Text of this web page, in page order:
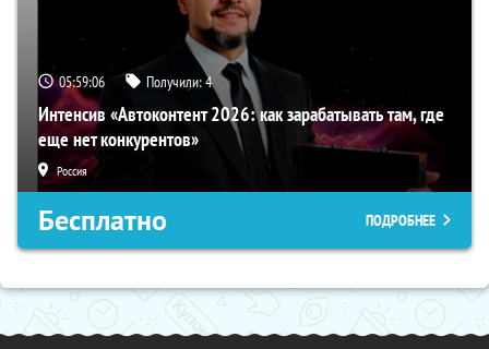
05:59:05 Получили:4
Интенсив «Автоконтент 2026: как зарабатывать там, где
еще нет конкурентов»
Россия
Бесплатно ПОДРОБНЕЕ